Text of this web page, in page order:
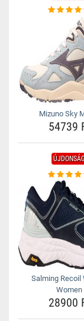
Mizuno Sky
54739
Salming Recoil
Women
28900